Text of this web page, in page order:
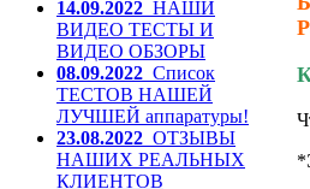
14.09.2022 НАШИ
ВИДЕО ТЕСТЫ И
ВИДЕО ОБЗОРЫ
08.09.2022 Список
ТЕСТОВ НАШЕЙ
ЛУЧШЕЙ аппаратуры!
23.08.2022 ОТЗЫВЫ
НАШИХ РЕАЛЬНЫХ
КЛИЕНТОВ